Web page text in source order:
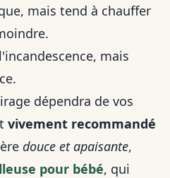
mais tend à chauffer
mais
dépendra de vos
vivement recommandé
douce et apaisante,
pour bébé, qui